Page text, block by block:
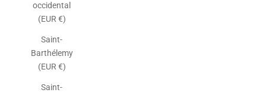
occidental
(EUR €)
Saint-
Barthélemy
(EUR €)
Saint-